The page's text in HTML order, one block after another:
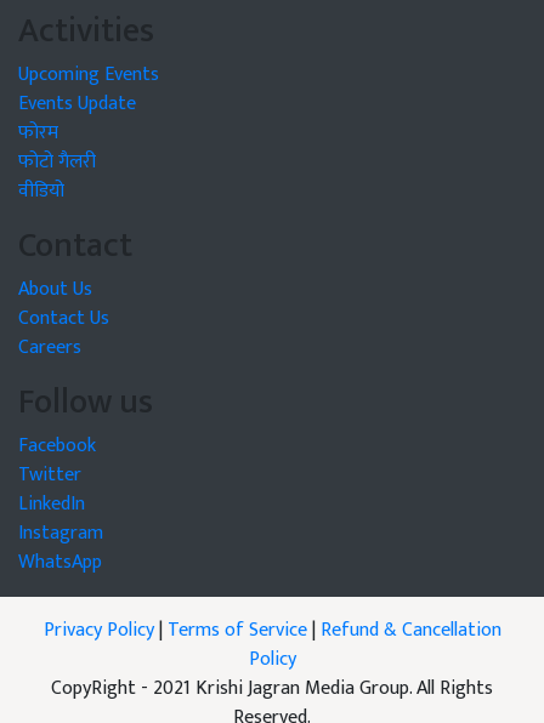
Activities
Upcoming Events
Events Update
फोरम
फोटो गैलरी
वीडियो
Contact
About Us
Contact Us
Careers
Follow us
Facebook
Twitter
LinkedIn
Instagram
WhatsApp
Privacy Policy|Terms of Service|Refund & Cancellation
Policy
CopyRight - 2021 Krishi Jagran Media Group. All Rights